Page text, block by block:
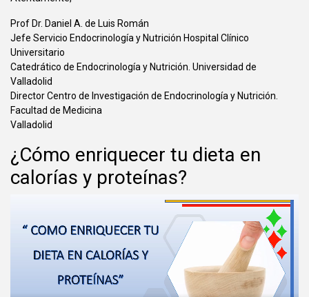
Prof Dr. Daniel A. de Luis Román
Jefe Servicio Endocrinología y Nutrición Hospital Clínico
Universitario
Catedrático de Endocrinología y Nutrición. Universidad de
Valladolid
Director Centro de Investigación de Endocrinología y Nutrición.
Facultad de Medicina
Valladolid
¿Cómo enriquecer tu dieta en
calorías y proteínas?